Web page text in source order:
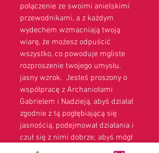
połączenie ze swoimi anielskimi
przewodnikami, a z każdym
wydechem wzmacniają twoją
wiarę, że możesz odpuścić
wszystko, co powoduje mgliste
rozproszenie twojego umysłu.
jasny wzrok. Jesteś proszony o
współpracę z Archaniołami
Gabrielem i Nadzieją, abyś działał
zgodnie z tą pogłębiającą się
jasnością, podejmował działania i
czuł się z nimi dobrze; abyś mógł
manifestować swoją Boską